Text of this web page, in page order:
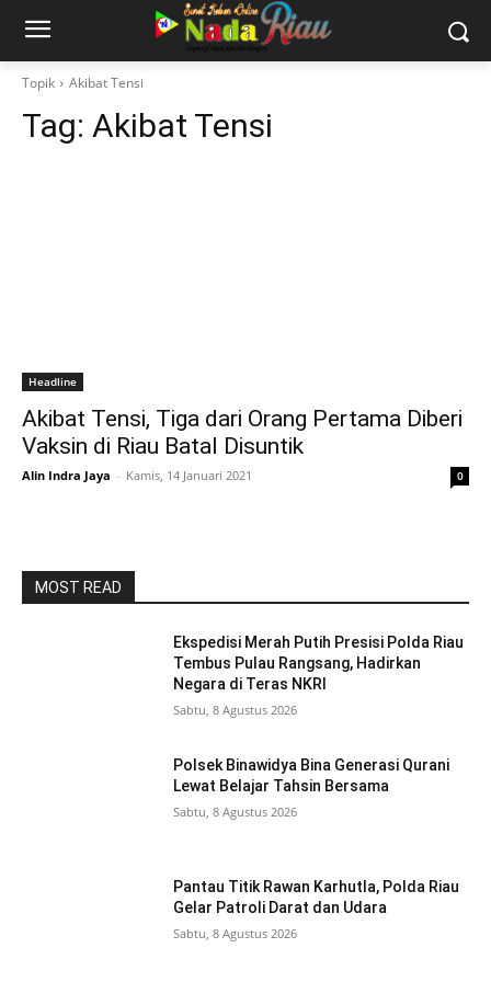
Topik Akibat Tensi
Tag: Akibat Tensi
Headline
Akibat Tensi, Tiga dari Orang Pertama Diberi
Vaksin di Riau Batal Disuntik
Alin Indra Jaya - Kamis, 14 Januari 2021 0
MOST READ
Ekspedisi Merah Putih Presisi Polda Riau
Tembus Pulau Rangsang, Hadirkan
Negara di Teras NKRI
Sabtu, 8 Agustus 2026
Polsek Binawidya Bina Generasi Qurani
Lewat Belajar Tahsin Bersama
Sabtu, 8 Agustus 2026
Pantau Titik Rawan Karhutla, Polda Riau
Gelar Patroli Darat dan Udara
Sabtu, 8 Agustus 2026